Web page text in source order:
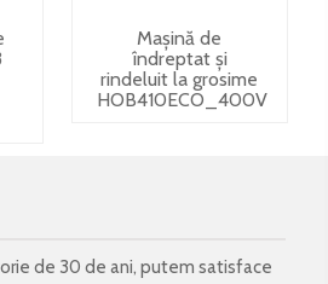
Mașină de
îndreptat și
rindeluit la grosime
HOB410ECO_400V
de 30 de ani, putem satisface